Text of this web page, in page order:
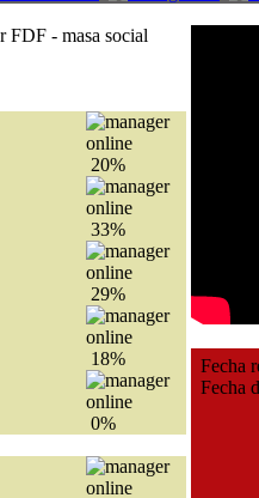
20%
33%
29%
18%
0%
Fecha
Fecha